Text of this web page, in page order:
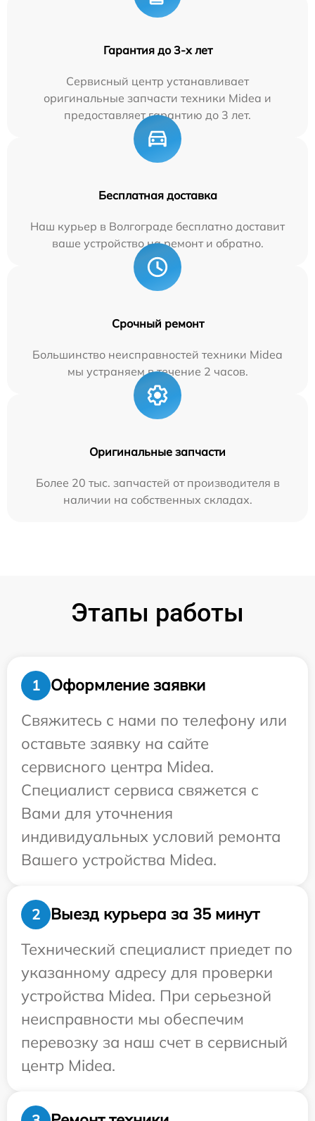
Гарантия до 3-х лет
Сервисный центр устанавливает
оригинальные запчасти техники Midea и
предоставляет гарантию до 3 лет.
Бесплатная доставка
Наш курьер в Волгограде бесплатно доставит
ваше устройство на ремонт и обратно.
Срочный ремонт
Большинство неисправностей техники Midea
мы устраняем в течение 2 часов.
Оригинальные запчасти
Более 20 тыс. запчастей от производителя в
наличии на собственных складах.
Этапы работы
1
Оформление заявки
Свяжитесь с нами по телефону или
оставьте заявку на сайте
сервисного центра Midea.
Специалист сервиса свяжется с
Вами для уточнения
индивидуальных условий ремонта
Вашего устройства Midea.
2
Выезд курьера за 35 минут
Технический специалист приедет по
указанному адресу для проверки
устройства Midea. При серьезной
неисправности мы обеспечим
перевозку за наш счет в сервисный
центр Midea.